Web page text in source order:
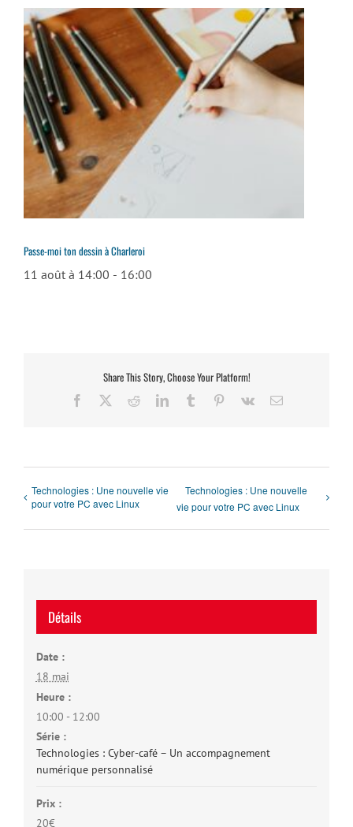
Passe-moi ton dessin à Charleroi
11 août à 14:00 - 16:00
Share This Story, Choose Your Platform!
Facebook RedditLinkedInTumblr Pinterest
Vk Email
Technologies : Une nouvelle vie
pour votre PC avec Linux
Technologies : Une nouvelle
vie pour votre PC avec Linux
Détails
Date :
18 mai
Heure :
10:00 - 12:00
Série :
Technologies : Cyber-café – Un accompagnement
numérique personnalisé
Prix :
20€